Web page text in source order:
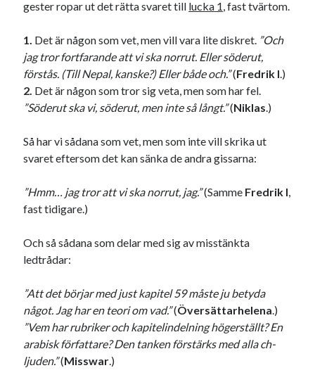
Swish: 070-8885542
gester ropar ut det rätta svaret till lucka 1, fast tvärtom.
1. Det är någon som vet, men vill vara lite diskret. ”Och
jag tror fortfarande att vi ska norrut. Eller söderut,
förstås. (Till Nepal, kanske?) Eller både och.”(Fredrik I.)
2. Det är någon som tror sig veta, men som har fel.
”Söderut ska vi, söderut, men inte så långt.”(Niklas.)
Så har vi sådana som vet, men som inte vill skrika ut
svaret eftersom det kan sänka de andra gissarna:
”Hmm… jag tror att vi ska norrut, jag.”(Samme Fredrik I,
fast tidigare.)
Och så sådana som delar med sig av misstänkta
ledtrådar:
”Att det börjar med just kapitel 59 måste ju betyda
något. Jag har en teori om vad.”(Översättarhelena.)
”Vem har rubriker och kapitelindelning högerställt? En
arabisk författare? Den tanken förstärks med alla ch-
ljuden.”(Misswar.)